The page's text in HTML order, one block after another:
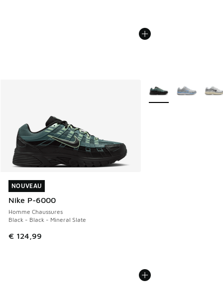
NOUVEAU
Nike P-6000
Homme Chaussures
Black - Black - Mineral Slate
€ 124,99
NOUVEAU
Plus de couleurs